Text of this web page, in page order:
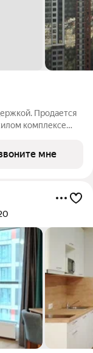
Продается
комплексе
при
мне